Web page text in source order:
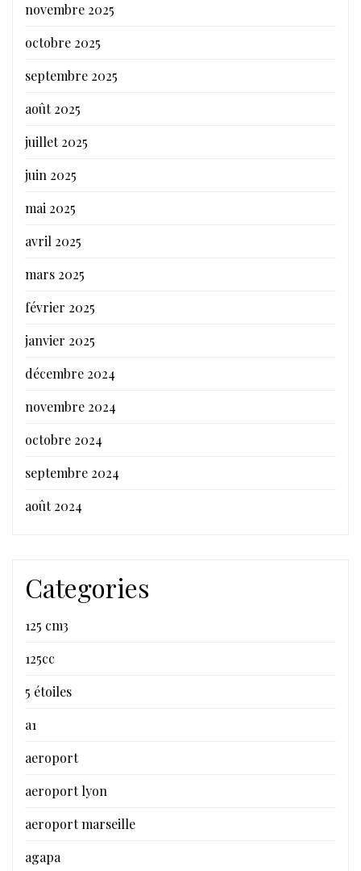
novembre 2025
octobre 2025
septembre 2025
août 2025
juillet 2025
juin 2025
mai 2025
avril 2025
mars 2025
février 2025
janvier 2025
décembre 2024
novembre 2024
octobre 2024
septembre 2024
août 2024
Categories
125 cm3
125cc
5 étoiles
a1
aeroport
aeroport lyon
aeroport marseille
agapa